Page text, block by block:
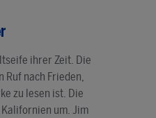
ihrer Zeit. Die
Ruf nach Frieden,
zu lesen ist. Die
Kalifornien um. Jim